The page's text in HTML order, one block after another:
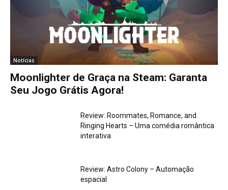
Notícias
Moonlighter de Graça na Steam: Garanta
Seu Jogo Grátis Agora!
Review: Roommates, Romance, and
Ringing Hearts – Uma comédia romântica
interativa
Review: Astro Colony – Automação
espacial